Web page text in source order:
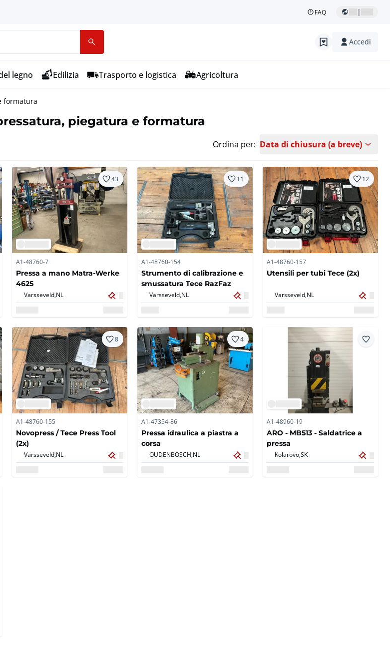
FAQ |
Accedi
legno Edilizia Trasporto e logistica Agricoltura
formatura
piegatura e formatura
Ordina per: Data di chiusura (a breve)
43
A1-48760-7
Pressa a mano Matra-Werke
4625
Varsseveld, NL
11
A1-48760-154
Strumento di calibrazione e
smussatura Tece RazFaz
Varsseveld, NL
12
A1-48760-157
Utensili per tubi Tece (2x)
Varsseveld, NL
8
A1-48760-155
Novopress / Tece Press Tool
(2x)
Varsseveld, NL
4
A1-47354-86
Pressa idraulica a piastra a
corsa
OUDENBOSCH, NL
A1-48960-19
ARO - MB513 - Saldatrice a
pressa
Kolarovo,SK